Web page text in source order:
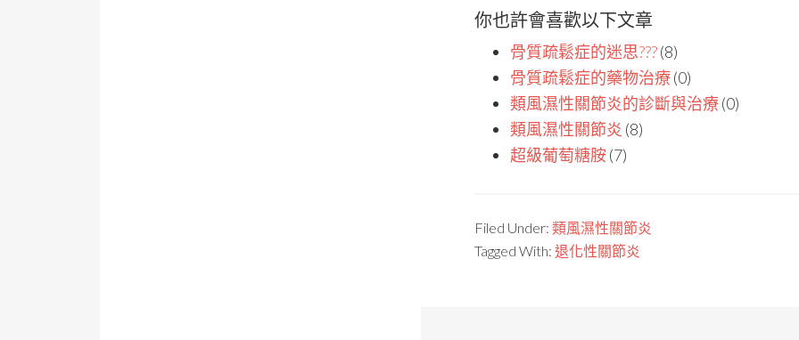
你也許會喜歡以下文章
骨質疏鬆症的迷思???(8)
骨質疏鬆症的藥物治療(0)
類風濕性關節炎的診斷與治療(0)
類風濕性關節炎 (8)
超級葡萄糖胺(7)
Filed Under: 類風濕性關節炎
Tagged With: 退化性關節炎